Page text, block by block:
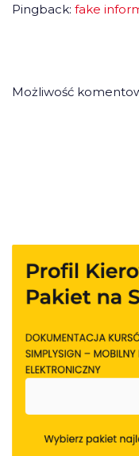
Pingback: fake
Możliwość